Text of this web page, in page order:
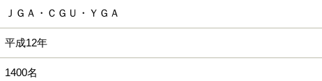
ＪＧＡ・ＣＧＵ・ＹＧＡ
平成12年
1400名